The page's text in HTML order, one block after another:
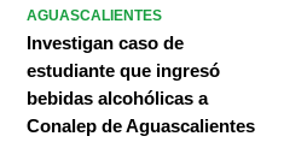
AGUASCALIENTES
Investigan caso de
estudiante que ingresó
bebidas alcohólicas a
Conalep de Aguascalientes